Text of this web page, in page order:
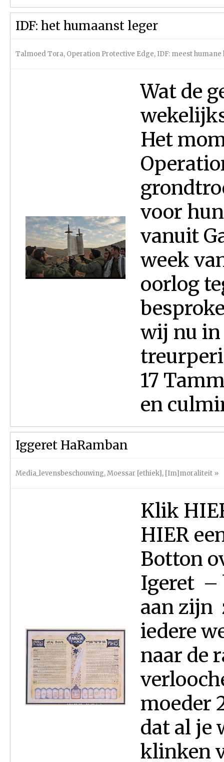
IDF: het humaanst leger
Talmoed Tora, Operation Protective Edge, IDF: meest humane
Wat de
Het
voor
vanuit
week
oorlog
wij nu in
17
en
Iggeret HaRamban
Media_levensbeschouwing,Moessar [ethiek], [Im]moraliteit »
Klik
HIER
Botton
Igeret –
aan zijn
iedere
naar de
moeder
dat al je
klinken